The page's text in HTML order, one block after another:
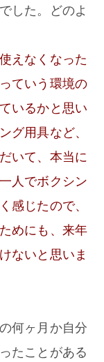
した。どのよ
えなくなった
ていう環境の
いるかと思い
グ用具など、
いて、本当に
人でボクシン
感じたので、
めにも、来年
ないと思いま
何ヶ月か自分
たことがある